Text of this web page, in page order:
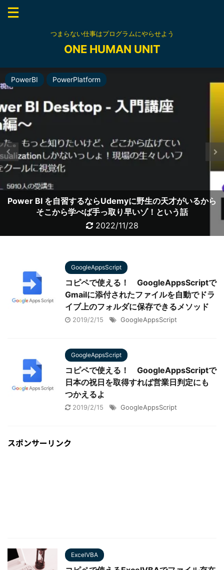
つまらない仕事はプログラムにやらせよう
ONE HUMAN UNIT
API DataManagement
Udemy APIコースの学習記録
2023/10/10
PowerApps PowerAutomate
Power Apps ,Power Automateを自習するならやっぱり
Udemyに野生の天才がいるから手っ取り早いゾ！という話
2022/12/7
PowerBI PowerPlatform
Power BI を自習するならUdemyに野生の天才がいるから
そこから学べば手っ取り早いゾ！という話
2022/11/28
RPA 内部統制
Power Automate DeskTopがもたらすリスクについて考
えてみた
2021/3/10
資格
元RPA開発者が無料でMicrosoft Certified: Power
Platform Fundamentals PL-900認定資格にチャレンジし
た話
2022/11/18
資格
【デジタルバッジの使い方】Microsoft AZ-900を
Acclaimに連携しデジタルバッジをlinkedInに登録してみよ
う
2021/2/8
資格
非インフラ情シスが無料でAZ-900 Microsoft Azure
Fundamentalsに挑み合格した話
2022/11/28
上流工程
BABOKで超上流工程の要求定義プロセスを成功させたい
2022/11/28
資格
Excel VBAエキスパート スタンダードに合格するために勉
強する
2021/2/26
資格
非インフラ情シスが無料でAZ-900 Microsoft Azure
Fundamentalsに挑み合格できるか
2022/11/28
GoogleAppsScript
コピペで使える！ GoogleAppsScriptで
Gmailに添付されたファイルを自動でドラ
イブ上のフォルダに保存できるメソッド
2019/2/15 GoogleAppsScript
GoogleAppsScript
コピペで使える！ GoogleAppsScriptで
日本の祝日を取得すれば営業日判定にも
つかえるよ
2019/2/15 GoogleAppsScript
スポンサーリンク
ExcelVBA